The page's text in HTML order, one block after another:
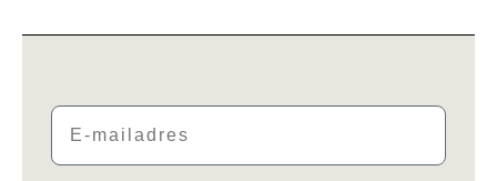
Email